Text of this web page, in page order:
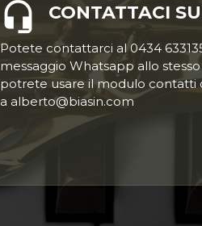
CONTATTACI
Potete contattarci al 0434
messaggio Whatsapp allo
potrete usare il modulo contatti
a alberto@biasin.com